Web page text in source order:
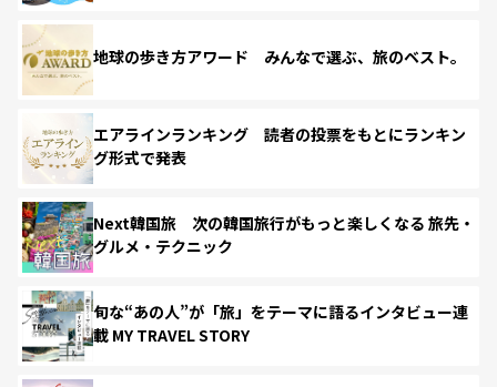
地球の歩き方アワード みんなで選ぶ、旅のベスト。
エアラインランキング 読者の投票をもとにランキン
グ形式で発表
Next韓国旅 次の韓国旅行がもっと楽しくなる 旅先・
グルメ・テクニック
旬な“あの人”が「旅」をテーマに語るインタビュー連
載 MY TRAVEL STORY